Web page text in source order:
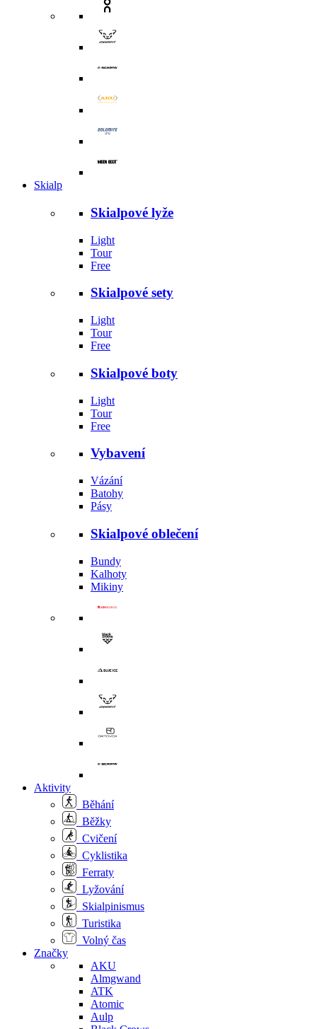
Skialp
Skialpové lyže
Light
Tour
Free
Skialpové sety
Light
Tour
Free
Skialpové boty
Light
Tour
Free
Vybavení
Vázání
Batohy
Pásy
Skialpové oblečení
Bundy
Kalhoty
Mikiny
Aktivity
Běhání
Běžky
Cvičení
Cyklistika
Ferraty
Lyžování
Skialpinismus
Turistika
Volný čas
Značky
AKU
Almgwand
ATK
Atomic
Aulp